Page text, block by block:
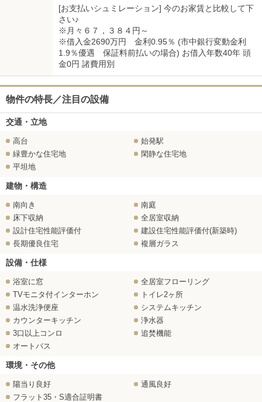
[お支払いシュミレーション] 今のお家賃と比較して下
さい♪
※月々６７，３８４円～
※借入金2690万円 金利0.95％ (市中銀行変動金利
1.9％優遇 保証料前払いの場合) お借入年数40年 頭
金0円 諸費用別
物件の特長／注目の設備
交通・立地
高台
始発駅
緑豊かな住宅地
閑静な住宅地
平坦地
建物・構造
南向き
南庭
床下収納
全居室収納
設計住宅性能評価付
建設住宅性能評価付(新築時)
長期優良住宅
複層ガラス
設備・仕様
浴室に窓
全居室フローリング
TVモニタ付インターホン
トイレ2ヶ所
温水洗浄便座
システムキッチン
カウンターキッチン
浄水器
3口以上コンロ
追焚機能
オートバス
環境・その他
陽当り良好
通風良好
フラット35・S適合証明書